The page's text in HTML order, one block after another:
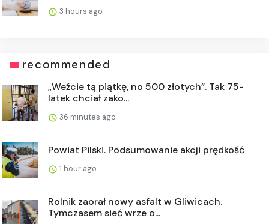
3 hours ago
recommended
„Weźcie tą piątkę, no 500 złotych”. Tak 75-
latek chciał zako...
36 minutes ago
Powiat Pilski. Podsumowanie akcji prędkość
1 hour ago
Rolnik zaorał nowy asfalt w Gliwicach.
Tymczasem sieć wrze o...